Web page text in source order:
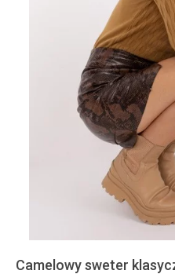
Camelowy sweter